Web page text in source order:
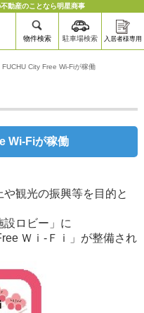
動産のことなら明星商事
物件検索 駐車場検索 入居者様専用
FUCHU City Free Wi-Fiが稼働
Wi-Fiが稼働
観光の振興等を目的と
設ロビー」に
Ｗｉ-Ｆｉ
」が整備され